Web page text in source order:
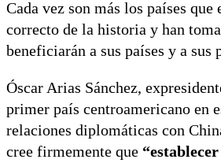
Cada vez son más los países que
correcto de la historia y han
beneficiarán a sus países y a sus
Óscar Arias Sánchez,
primer país centroamericano en
relaciones diplomáticas con
cree firmemente que